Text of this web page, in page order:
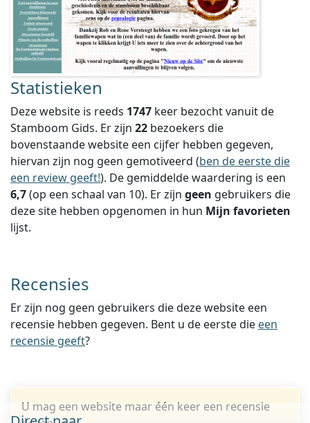
Statistieken
Deze website is reeds 1747 keer bezocht vanuit de
Stamboom Gids. Er zijn 22 bezoekers die
bovenstaande website een cijfer hebben gegeven,
hiervan zijn nog geen gemotiveerd (ben de eerste die
een review geeft!). De gemiddelde waardering is een
6,7(op een schaal van 10). Er zijn geen gebruikers die
deze site hebben opgenomen in hun Mijn favorieten
lijst.
Recensies
Er zijn nog geen gebruikers die deze website een
recensie hebben gegeven. Bent u de eerste die een
recensie geeft?
U mag een website maar één keer een recensie